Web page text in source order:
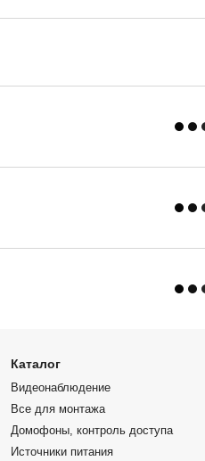
Каталог
Видеонаблюдение
Все для монтажа
Домофоны, контроль доступа
Источники питания